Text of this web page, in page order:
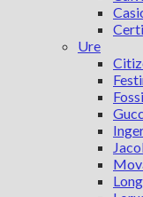
Ure